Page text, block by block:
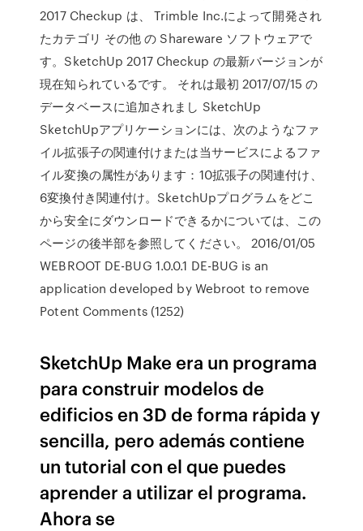
2017 Checkup は、 Trimble Inc.によって開発され
たカテゴリ その他 の Shareware ソフトウェアで
す。SketchUp 2017 Checkup の最新バージョンが
現在知られているです。 それは最初 2017/07/15 の
データベースに追加されまし SketchUp
SketchUpアプリケーションには、次のようなファ
イル拡張子の関連付けまたは当サービスによるファ
イル変換の属性があります：10拡張子の関連付け、
6変換付き関連付け。SketchUpプログラムをどこ
から安全にダウンロードできるかについては、この
ページの後半部を参照してください。 2016/01/05
WEBROOT DE-BUG 1.0.0.1 DE-BUG is an
application developed by Webroot to remove
Potent Comments (1252)
SketchUp Make era un programa
para construir modelos de
edificios en 3D de forma rápida y
sencilla, pero además contiene
un tutorial con el que puedes
aprender a utilizar el programa.
Ahora se